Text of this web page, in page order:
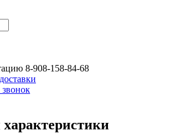
8-908-158-84-68
звонок